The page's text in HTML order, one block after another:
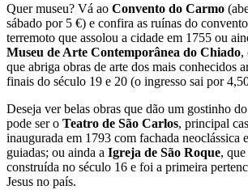
Quer museu? Vá ao Convento do Carmo
sábado por 5 €) e confira as ruínas do
terremoto que assolou a cidade em 1755 ou
Museu de Arte Contemporânea do Chiado,
que abriga obras de arte dos mais conhecidos
finais do século 19 e 20 (o ingresso sai por
Deseja ver belas obras que dão um gostinho
pode ser o Teatro de São Carlos, principal
inaugurada em 1793 com fachada neoclássica
guiadas; ou ainda a Igreja de São Roque,
construída no século 16 e foi a primeira
Jesus no país.